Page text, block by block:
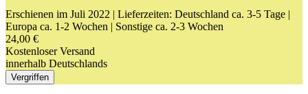
Erschienen im Juli 2022 | Lieferzeiten: Deutschland ca. 3-5 Tage |
Europa ca. 1-2 Wochen | Sonstige ca. 2-3 Wochen
24,00 €
Kostenloser Versand
innerhalb Deutschlands
Vergriffen